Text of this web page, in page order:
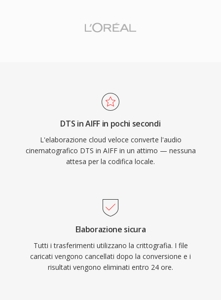
segnale. Un altro punto di forza è
frequenze di campionamento e profondità di
bit multiple fino a 32 bit, adattandosi a flussi di
lavoro ad alta risoluzione che superano le
specifiche della qualità CD. Per chiunque dia
priorità all&#039;integrità lossless rispetto
all&#039;efficienza di archiviazione, AIFF resta
DTS in AIFF in pochi secondi
L'elaborazione cloud veloce converte l'audio
cinematografico DTS in AIFF in un attimo — nessuna
attesa per la codifica locale.
Elaborazione sicura
Tutti i trasferimenti utilizzano la crittografia. I file
caricati vengono cancellati dopo la conversione e i
risultati vengono eliminati entro 24 ore.